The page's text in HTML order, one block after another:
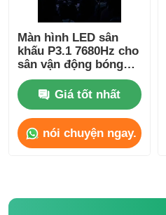
Màn hình LED sân
khấu P3.1 7680Hz cho
sân vận động bóng
đá, độ phân giải cao
Giá tốt nhất
nói chuyện ngay.